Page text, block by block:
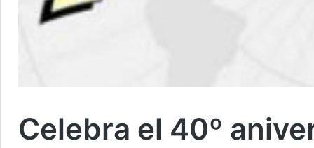
Celebra el 40º